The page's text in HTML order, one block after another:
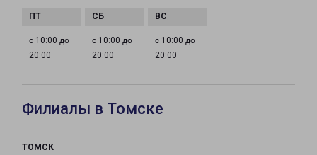
с 10:00 до
20:00
с 10:00 до
20:00
с 10:00 до
20:00
Филиалы в Томске
ТОМСК